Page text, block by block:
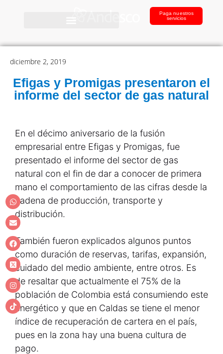
Paga nuestros
servicios
diciembre 2, 2019
Efigas y Promigas presentaron el
informe del sector de gas natural
En el décimo aniversario de la fusión
empresarial entre Efigas y Promigas, fue
presentado el informe del sector de gas
natural con el fin de dar a conocer de primera
mano el comportamiento de las cifras desde la
cadena de producción, transporte y
distribución.
También fueron explicados algunos puntos
como duración de reservas, tarifas, expansión,
cuidado del medio ambiente, entre otros. Es
de resaltar que actualmente el 75% de la
población de Colombia está consumiendo este
energético y que en Caldas se tiene el menor
índice de recuperación de cartera en el país,
pues en la zona hay una buena cultura de
pago.